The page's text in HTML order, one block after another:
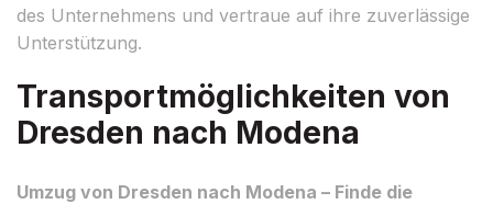
des Unternehmens und vertraue auf ihre zuverlässige
Unterstützung.
Transportmöglichkeiten von
Dresden nach Modena
Umzug von Dresden nach Modena – Finde die